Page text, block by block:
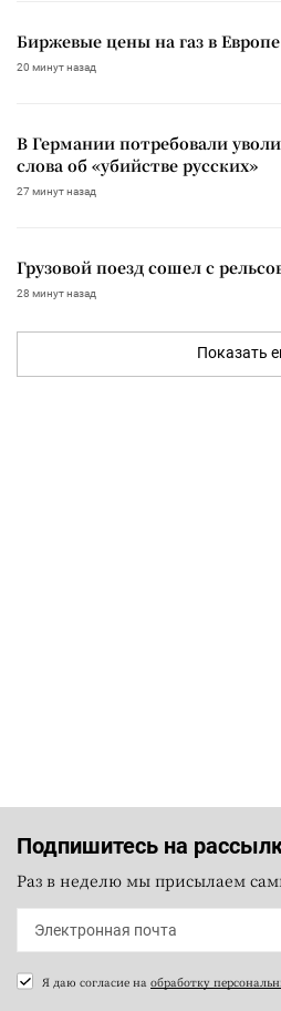
Биржевые цены на газ в
20 минут назад
В Германии потребовали
слова об «убийстве русских»
27 минут назад
Грузовой поезд сошел с
28 минут назад
Показать
Подпишитесь на
Раз в неделю мы присылаем
Я даю согласие на обработку